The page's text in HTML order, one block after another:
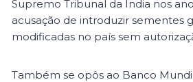
Supremo Tribunal da Índia nos
acusação de introduzir sementes
modificadas no país sem
Também se opôs ao Banco